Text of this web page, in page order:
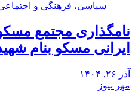
سیاسی، فرهنگی و
نامگذاری مجتمع
ایرانی مسکو بنام
آذر ۲۶, ۱۴۰۴
مهر نیوز